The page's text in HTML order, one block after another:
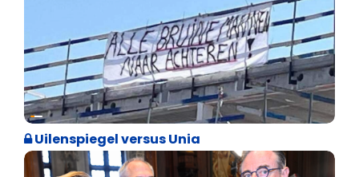
Cultuuroorlog
Uilenspiegel versus Unia